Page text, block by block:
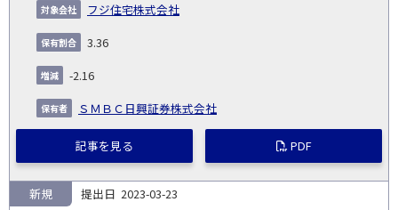
フジ住宅株式会社
3.36
-2.16
ＳＭＢＣ日興証券株式会社
記事を見る PDF
2023-03-23
新規